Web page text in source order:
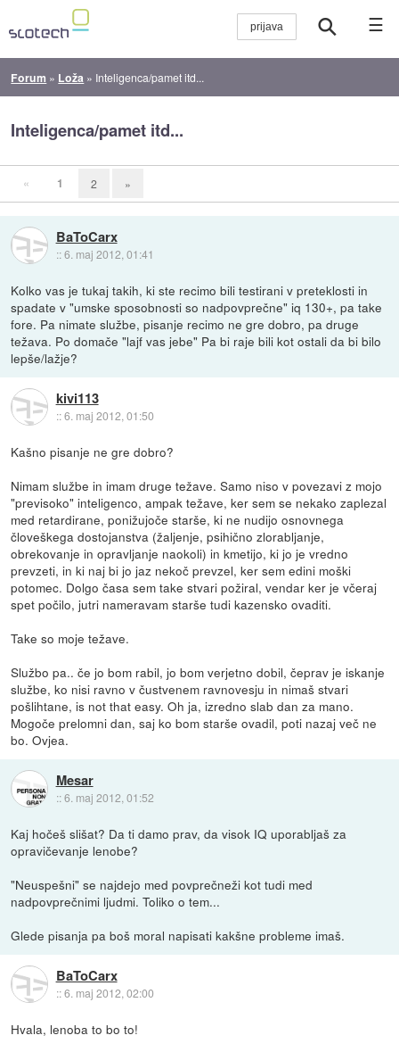
☰
Forum » Loža » Inteligenca/pamet itd...
Inteligenca/pamet itd...
« 1 2 »
BaToCarx
::6. maj 2012, 01:41
Kolko vas je tukaj takih, ki ste recimo bili testirani v preteklosti in
spadate v "umske sposobnosti so nadpovprečne" iq 130+, pa take
fore. Pa nimate službe, pisanje recimo ne gre dobro, pa druge
težava. Po domače "lajf vas jebe" Pa bi raje bili kot ostali da bi bilo
lepše/lažje?
kivi113
::6. maj 2012, 01:50
Kašno pisanje ne gre dobro?
Nimam službe in imam druge težave. Samo niso v povezavi z mojo
"previsoko" inteligenco, ampak težave, ker sem se nekako zaplezal
med retardirane, ponižujoče starše, ki ne nudijo osnovnega
človeškega dostojanstva (žaljenje, psihično zlorabljanje,
obrekovanje in opravljanje naokoli) in kmetijo, ki jo je vredno
prevzeti, in ki naj bi jo jaz nekoč prevzel, ker sem edini moški
potomec. Dolgo časa sem take stvari požiral, vendar ker je včeraj
spet počilo, jutri nameravam starše tudi kazensko ovaditi.
Take so moje težave.
Službo pa.. če jo bom rabil, jo bom verjetno dobil, čeprav je iskanje
službe, ko nisi ravno v čustvenem ravnovesju in nimaš stvari
pošlihtane, is not that easy. Oh ja, izredno slab dan za mano.
Mogoče prelomni dan, saj ko bom starše ovadil, poti nazaj več ne
bo. Ovjea.
Mesar
::6. maj 2012, 01:52
Kaj hočeš slišat? Da ti damo prav, da visok IQ uporabljaš za
opravičevanje lenobe?
"Neuspešni" se najdejo med povprečneži kot tudi med
nadpovprečnimi ljudmi. Toliko o tem...
Glede pisanja pa boš moral napisati kakšne probleme imaš.
BaToCarx
::6. maj 2012, 02:00
Hvala, lenoba to bo to!